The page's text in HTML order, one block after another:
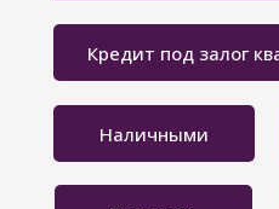
Наличными
Кредит под залог